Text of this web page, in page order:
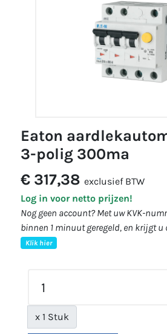
eaton aardlekautomaat d25a
3-polig 300ma
€ 317,38 exclusief BTW
Log in voor netto prijzen!
Nog geen account? Met uw KVK-
binnen 1 minuut geregeld, en krijgt
Klik hier
x 1 Stuk